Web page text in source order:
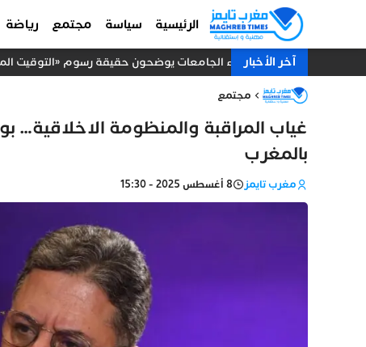
الرئيسية سياسة مجتمع رياضة
آخر الأخباررؤساء الجامعات يوضحون حقيقة رسوم «التوقيت
مجتمع
غياب المراقبة والمنظومة
بالمغرب
مغرب تايمز 8 أغسطس 2025 - 15:30